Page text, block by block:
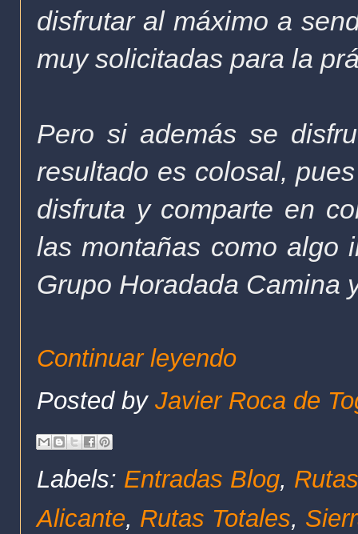
disfrutar al máximo a
muy solicitadas para la
Pero si además se
resultado es colosal,
disfruta y comparte en
las montañas como algo
Grupo Horadada Camina
Continuar leyendo
Posted by Javier Roca de
Labels: Entradas Blog,
Alicante, Rutas Totales,